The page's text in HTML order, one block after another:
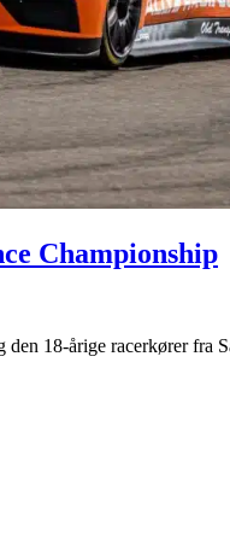
Championship
18-årige racerkører fra